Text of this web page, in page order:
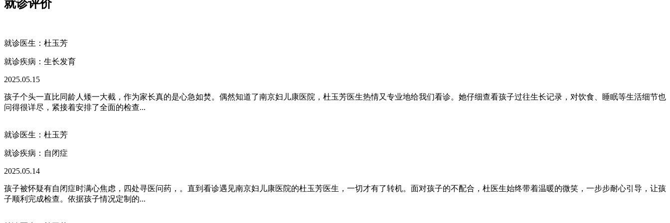
就诊评价
就诊医生：杜玉芳
就诊疾病： 生长发育
2025.05.15
孩子个头一直比同龄人矮一大截，作为家长真的是心急如焚。偶然知道了南京妇儿康医院，杜玉芳医生热情又专业地给我们看诊。她仔细查看孩子过往生长记录，对饮食、睡眠等生活细节也
问得很详尽，紧接着安排了全面的检查...
就诊医生：杜玉芳
就诊疾病： 自闭症
2025.05.14
孩子被怀疑有自闭症时满心焦虑，四处寻医问药，。直到看诊遇见南京妇儿康医院的杜玉芳医生，一切才有了转机。面对孩子的不配合，杜医生始终带着温暖的微笑，一步步耐心引导，让孩
子顺利完成检查。依据孩子情况定制的...